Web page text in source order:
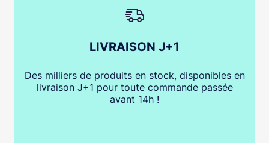
LIVRAISON J+1
Des milliers de produits en stock, disponibles en
livraison J+1 pour toute commande passée
avant 14h !